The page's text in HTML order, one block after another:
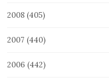
2008 (405)
2007 (440)
2006 (442)